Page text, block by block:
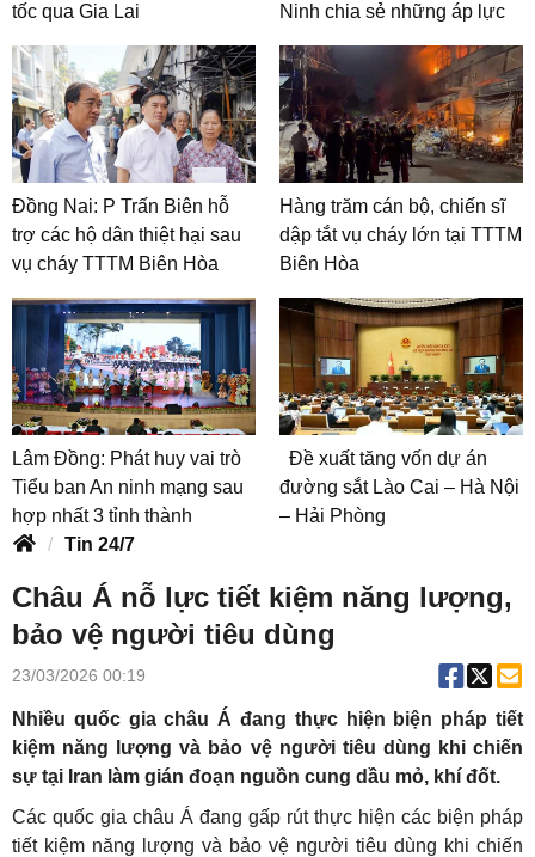
tốc qua Gia Lai
Ninh chia sẻ những áp lực
Đồng Nai: P Trấn Biên hỗ
trợ các hộ dân thiệt hại sau
vụ cháy TTTM Biên Hòa
Hàng trăm cán bộ, chiến sĩ
dập tắt vụ cháy lớn tại TTTM
Biên Hòa
Lâm Đồng: Phát huy vai trò
Tiểu ban An ninh mạng sau
hợp nhất 3 tỉnh thành
Đề xuất tăng vốn dự án
đường sắt Lào Cai – Hà Nội
– Hải Phòng
Tin 24/7
Châu Á nỗ lực tiết kiệm năng lượng,
bảo vệ người tiêu dùng
23/03/2026 00:19
Nhiều quốc gia châu Á đang thực hiện biện pháp tiết
kiệm năng lượng và bảo vệ người tiêu dùng khi chiến
sự tại Iran làm gián đoạn nguồn cung dầu mỏ, khí đốt.
Các quốc gia châu Á đang gấp rút thực hiện các biện pháp
tiết kiệm năng lượng và bảo vệ người tiêu dùng khi chiến